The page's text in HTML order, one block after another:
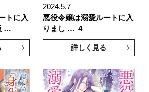
トに入
…
2024.5.7
悪役令嬢は溺愛ルートに入
りまし … 4
詳しく見る